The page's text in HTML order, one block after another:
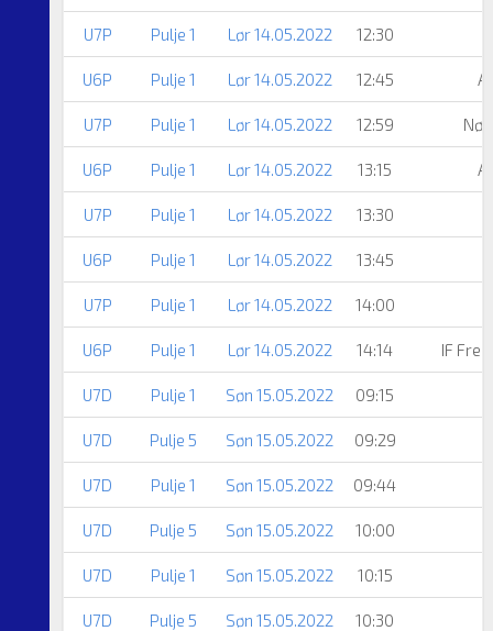
U7P Pulje 1 Lør 14.05.2022 12:30
U6P Pulje 1 Lør 14.05.2022 12:45
U7P Pulje 1 Lør 14.05.2022 12:59
U6P Pulje 1 Lør 14.05.2022 13:15
U7P Pulje 1 Lør 14.05.2022 13:30
U6P Pulje 1 Lør 14.05.2022 13:45
U7P Pulje 1 Lør 14.05.2022 14:00
U6P Pulje 1 Lør 14.05.2022 14:14 IF
U7D Pulje 1 Søn 15.05.2022 09:15
U7D Pulje 5 Søn 15.05.2022 09:29
U7D Pulje 1 Søn 15.05.2022 09:44
U7D Pulje 5 Søn 15.05.2022 10:00
U7D Pulje 1 Søn 15.05.2022 10:15
U7D Pulje 5 Søn 15.05.2022 10:30